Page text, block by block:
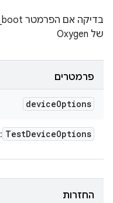
של Oxygen
פרמטרים
deviceOptions
TestDeviceOptions
:
החזרות